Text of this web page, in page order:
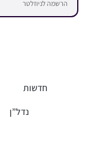
חדשות
נדל”ן